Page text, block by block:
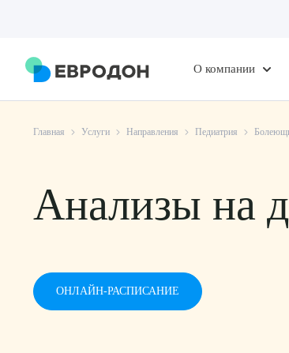
О компании
Главная Услуги Направления Педиатрия
Анализы на
ОНЛАЙН-РАСПИСАНИЕ